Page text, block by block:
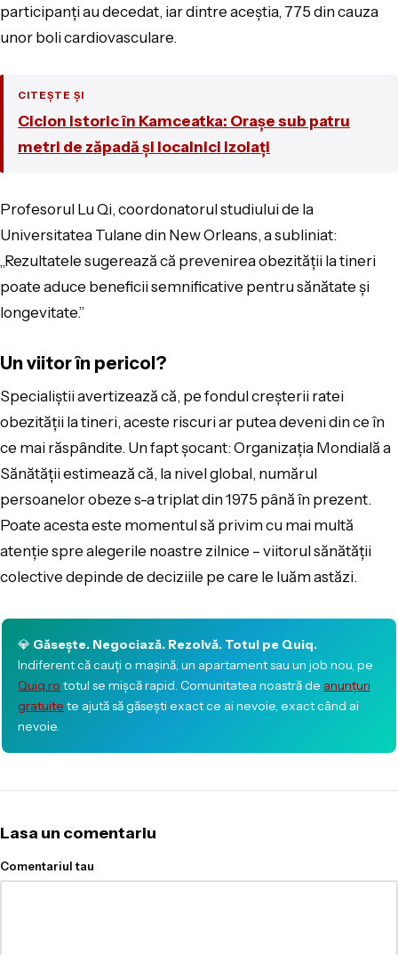
participanți au decedat, iar dintre aceștia, 775 din cauza
unor boli cardiovasculare.
CITEȘTE ȘI
Ciclon istoric în Kamceatka: Orașe sub patru
metri de zăpadă și localnici izolați
Profesorul Lu Qi, coordonatorul studiului de la
Universitatea Tulane din New Orleans, a subliniat:
„Rezultatele sugerează că prevenirea obezității la tineri
poate aduce beneficii semnificative pentru sănătate și
longevitate.”
Un viitor în pericol?
Specialiștii avertizează că, pe fondul creșterii ratei
obezității la tineri, aceste riscuri ar putea deveni din ce în
ce mai răspândite. Un fapt șocant: Organizația Mondială a
Sănătății estimează că, la nivel global, numărul
persoanelor obeze s-a triplat din 1975 până în prezent.
Poate acesta este momentul să privim cu mai multă
atenție spre alegerile noastre zilnice – viitorul sănătății
colective depinde de deciziile pe care le luăm astăzi.
💎 Găsește. Negociază. Rezolvă. Totul pe Quiq.
Indiferent că cauți o mașină, un apartament sau un job nou, pe
Quiq.ro totul se mișcă rapid. Comunitatea noastră de anunțuri
gratuite te ajută să găsești exact ce ai nevoie, exact când ai
nevoie.
Lasa un comentariu
Comentariul tau